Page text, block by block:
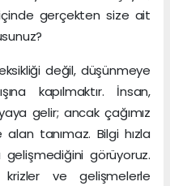
gerçekten size ait
değil, düşünmeye
kapılmaktır. İnsan,
gelir; ancak çağımız
tanımaz. Bilgi hızla
gelişmediğini görüyoruz.
ve gelişmelerle